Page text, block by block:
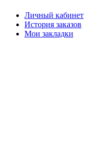
Личный кабинет
История заказов
Мои закладки